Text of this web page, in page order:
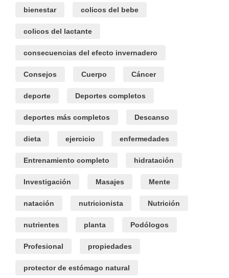
bienestar colicos del bebe
colicos del lactante
consecuencias del efecto invernadero
Consejos Cuerpo Cáncer
deporte Deportes completos
deportes más completos Descanso
dieta ejercicio enfermedades
Entrenamiento completo hidratación
Investigación Masajes Mente
natación nutricionista Nutrición
nutrientes planta Podólogos
Profesional propiedades
protector de estómago natural